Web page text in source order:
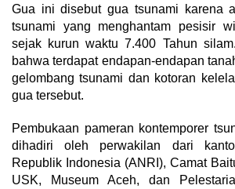
Gua ini disebut gua tsunami karena
tsunami yang menghantam pesisir
sejak kurun waktu 7.400 Tahun
bahwa terdapat endapan-endapan
gelombang tsunami dan kotoran
gua tersebut.
Pembukaan pameran kontemporer
dihadiri oleh perwakilan dari
Republik Indonesia (ANRI), Camat
USK, Museum Aceh, dan